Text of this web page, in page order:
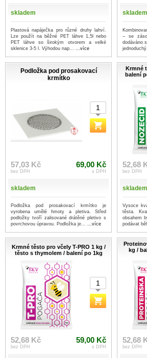
skladem
Plastová napáječka pro různé druhy lahví.
Lze použít na běžné PET láhve 1,5l nebo
PET láhve so širokým otvorem a velké
sklenice 3-5 l. Výhodou nap... ...více
skladem
– se
dodáváno
Podložka pod prosakovací
krmítko
57,03 Kč
bez DPH
69,00 Kč
s DPH
skladem
Podložka pod prosakovací krmítko je
vyrobena umělé hmoty a pletiva. Střed
podložky tvoří zalisované drátěné pletivo s
povrchovou úpravou. Podložka je... ...více
Krmné
balení
52,68
bez DPH
skladem
Vysoce
těsta.
obsahem
podávat
Krmné těsto pro včely T-PRO 1 kg /
těsto s thymolem / balení po 1kg
52,68 Kč
bez DPH
59,00 Kč
s DPH
kg /
52,68
bez DPH